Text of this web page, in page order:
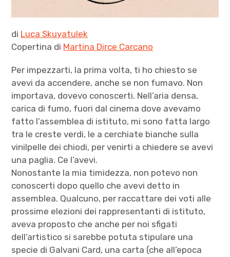
di Luca Skuyatulek
Copertina di Martina Dirce Carcano
Per impezzarti, la prima volta, ti ho chiesto se
avevi da accendere, anche se non fumavo. Non
importava, dovevo conoscerti. Nell’aria densa,
carica di fumo, fuori dal cinema dove avevamo
fatto l’assemblea di istituto, mi sono fatta largo
tra le creste verdi, le a cerchiate bianche sulla
vinilpelle dei chiodi, per venirti a chiedere se avevi
una paglia. Ce l’avevi.
Nonostante la mia timidezza, non potevo non
conoscerti dopo quello che avevi detto in
assemblea. Qualcuno, per raccattare dei voti alle
prossime elezioni dei rappresentanti di istituto,
aveva proposto che anche per noi sfigati
dell’artistico si sarebbe potuta stipulare una
specie di Galvani Card, una carta (che all’epoca